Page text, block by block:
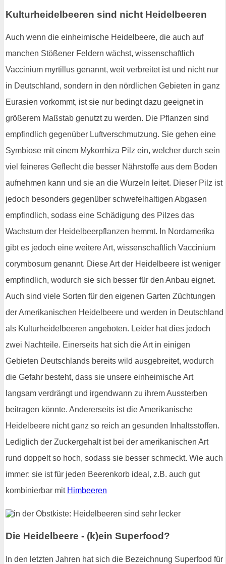
Kulturheidelbeeren sind nicht Heidelbeeren
Auch wenn die einheimische Heidelbeere, die auch auf
manchen Stößener Feldern wächst, wissenschaftlich
Vaccinium myrtillus genannt, weit verbreitet ist und nicht nur
in Deutschland, sondern in den nördlichen Gebieten in ganz
Eurasien vorkommt, ist sie nur bedingt dazu geeignet in
größerem Maßstab genutzt zu werden. Die Pflanzen sind
empfindlich gegenüber Luftverschmutzung. Sie gehen eine
Symbiose mit einem Mykorrhiza Pilz ein, welcher durch sein
viel feineres Geflecht die besser Nährstoffe aus dem Boden
aufnehmen kann und sie an die Wurzeln leitet. Dieser Pilz ist
jedoch besonders gegenüber schwefelhaltigen Abgasen
empfindlich, sodass eine Schädigung des Pilzes das
Wachstum der Heidelbeerpflanzen hemmt. In Nordamerika
gibt es jedoch eine weitere Art, wissenschaftlich Vaccinium
corymbosum genannt. Diese Art der Heidelbeere ist weniger
empfindlich, wodurch sie sich besser für den Anbau eignet.
Auch sind viele Sorten für den eigenen Garten Züchtungen
der Amerikanischen Heidelbeere und werden in Deutschland
als Kulturheidelbeeren angeboten. Leider hat dies jedoch
zwei Nachteile. Einerseits hat sich die Art in einigen
Gebieten Deutschlands bereits wild ausgebreitet, wodurch
die Gefahr besteht, dass sie unsere einheimische Art
langsam verdrängt und irgendwann zu ihrem Aussterben
beitragen könnte. Andererseits ist die Amerikanische
Heidelbeere nicht ganz so reich an gesunden Inhaltsstoffen.
Lediglich der Zuckergehalt ist bei der amerikanischen Art
rund doppelt so hoch, sodass sie besser schmeckt. Wie auch
immer: sie ist für jeden Beerenkorb ideal, z.B. auch gut
kombinierbar mit Himbeeren
Die Heidelbeere - (k)ein Superfood?
In den letzten Jahren hat sich die Bezeichnung Superfood für